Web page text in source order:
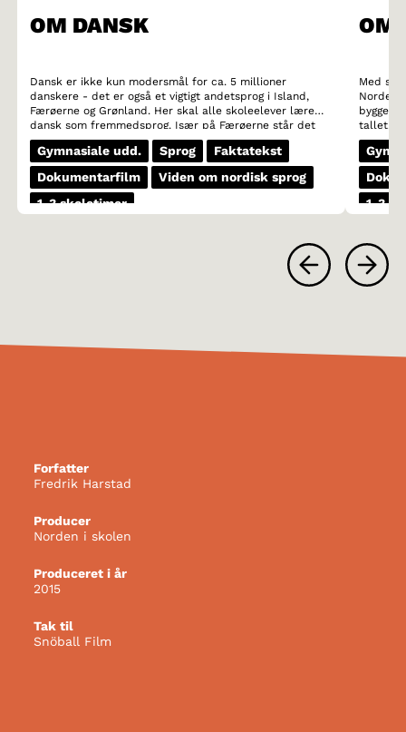
OM DANSK
Dansk er ikke kun modersmål for ca. 5 millioner
danskere - det er også et vigtigt andetsprog i Island,
Færøerne og Grønland. Her skal alle skoleelever lære
dansk som fremmedsprog. Især på Færøerne står det
danske sprog stærkt. Dansk er desuden et vigtigt
minoritetssprog i det nordlige Tyskland.
Gymnasiale udd. Sprog
Faktatekst
Dokumentarfilm
Viden om nordisk sprog
1-3 skoletimer
OM
Med
Norden.
bygger
tallet.
om
let at
mens
istedet
1-3
Forfatter
Fredrik Harstad
Producer
Norden i skolen
Produceret i år
2015
Tak til
Snöball Film